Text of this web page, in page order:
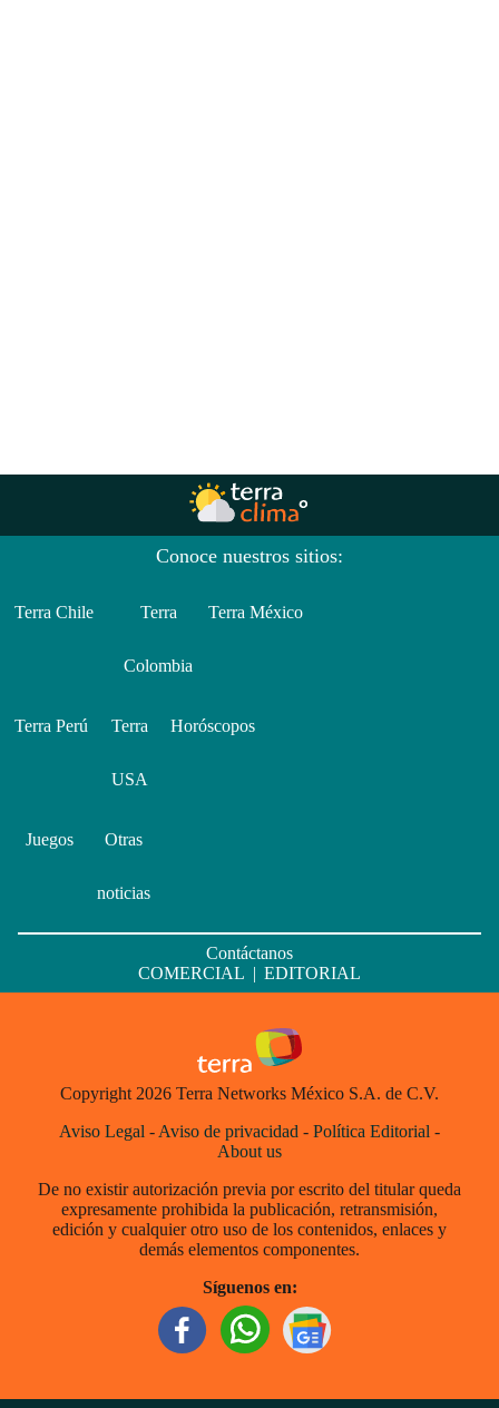
Conoce nuestros sitios:
Terra Chile Terra
Colombia
Terra México
Terra Perú Terra
USA
Horóscopos
Juegos Otras
noticias
Contáctanos
COMERCIAL | EDITORIAL
Copyright 2026 Terra Networks México S.A. de C.V.
Aviso Legal - Aviso de privacidad - Política Editorial -
About us
De no existir autorización previa por escrito del titular queda
expresamente prohibida la publicación, retransmisión,
edición y cualquier otro uso de los contenidos, enlaces y
demás elementos componentes.
Síguenos en: